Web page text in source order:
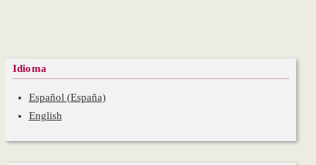
Idioma
Español (España)
English